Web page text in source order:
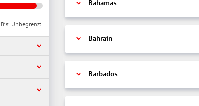
Bis: Unbegrenzt
Bahamas
Bahrain
Barbados